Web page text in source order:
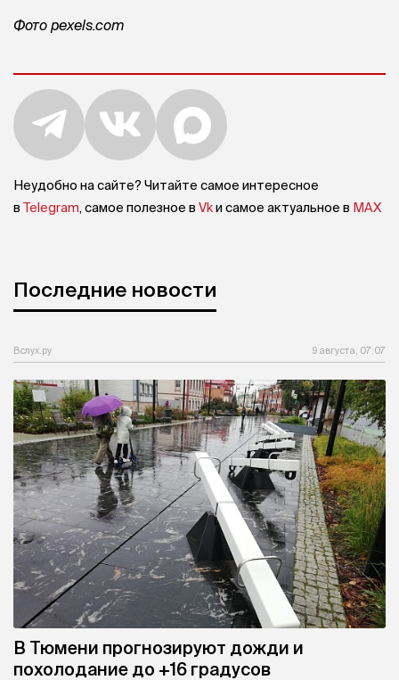
Фото pexels.com
Неудобно на сайте? Читайте самое интересное
в Telegram, самое полезное в Vkи самое актуальное в MAX
Последние новости
Вслух.ру 9 августа, 07:07
В Тюмени прогнозируют дожди и
похолодание до +16 градусов